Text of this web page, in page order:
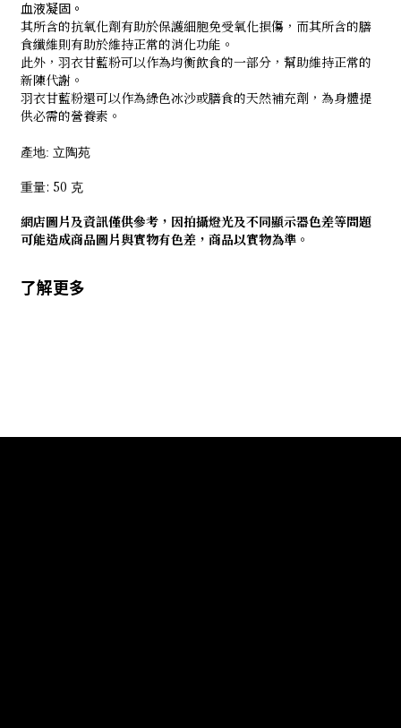
血液凝固。
其所含的抗氧化劑有助於保護細胞免受氧化損傷，而其所含的膳
食纖維則有助於維持正常的消化功能。
此外，羽衣甘藍粉可以作為均衡飲食的一部分，幫助維持正常的
新陳代謝。
羽衣甘藍粉還可以作為綠色冰沙或膳食的天然補充劑，為身體提
供必需的營養素。
產地: 立陶苑
重量: 50 克
網店圖片及資訊僅供參考，因拍攝燈光及不同顯示器色差等問題
可能造成商品圖片與實物有色差，商品以實物為準。
了解更多